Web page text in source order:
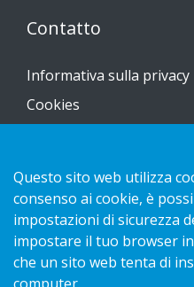
Contatto
Informativa sulla privacy
Cookies
Copyright 2026 HL
Questo sito web utilizza
consenso ai cookie, è
impostazioni di sicurezza
impostare il tuo browser
che un sito web tenta di